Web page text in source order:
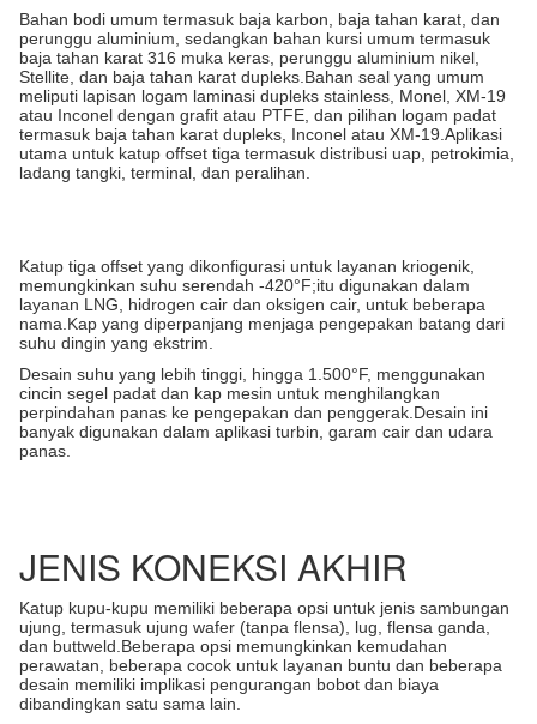
Bahan bodi umum termasuk baja karbon, baja tahan karat, dan
perunggu aluminium, sedangkan bahan kursi umum termasuk
baja tahan karat 316 muka keras, perunggu aluminium nikel,
Stellite, dan baja tahan karat dupleks.Bahan seal yang umum
meliputi lapisan logam laminasi dupleks stainless, Monel, XM-19
atau Inconel dengan grafit atau PTFE, dan pilihan logam padat
termasuk baja tahan karat dupleks, Inconel atau XM-19.Aplikasi
utama untuk katup offset tiga termasuk distribusi uap, petrokimia,
ladang tangki, terminal, dan peralihan.
Katup tiga offset yang dikonfigurasi untuk layanan kriogenik,
memungkinkan suhu serendah -420°F;itu digunakan dalam
layanan LNG, hidrogen cair dan oksigen cair, untuk beberapa
nama.Kap yang diperpanjang menjaga pengepakan batang dari
suhu dingin yang ekstrim.
Desain suhu yang lebih tinggi, hingga 1.500°F, menggunakan
cincin segel padat dan kap mesin untuk menghilangkan
perpindahan panas ke pengepakan dan penggerak.Desain ini
banyak digunakan dalam aplikasi turbin, garam cair dan udara
panas.
JENIS KONEKSI AKHIR
Katup kupu-kupu memiliki beberapa opsi untuk jenis sambungan
ujung, termasuk ujung wafer (tanpa flensa), lug, flensa ganda,
dan buttweld.Beberapa opsi memungkinkan kemudahan
perawatan, beberapa cocok untuk layanan buntu dan beberapa
desain memiliki implikasi pengurangan bobot dan biaya
dibandingkan satu sama lain.